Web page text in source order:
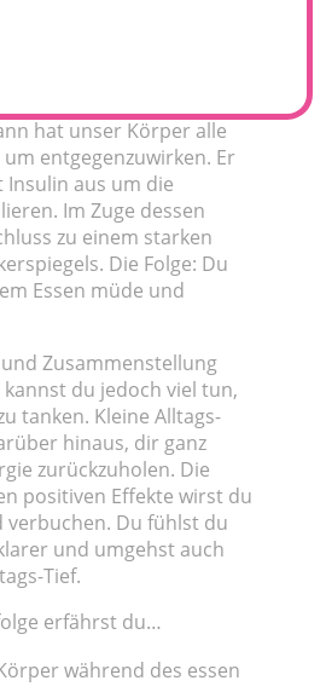
hat unser Körper alle
entgegenzuwirken. Er
aus um die
Im Zuge dessen
zu einem starken
Die Folge: Du
Essen müde und
Zusammenstellung
du jedoch viel tun,
tanken. Kleine Alltags-
hinaus, dir ganz
zurückzuholen. Die
positiven Effekte wirst du
Du fühlst du
und umgehst auch
Tief.
erfährst du…
während des essen